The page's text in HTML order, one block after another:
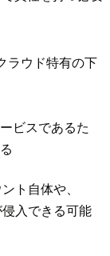
ラウド特有の下
ビスであるた
ト自体や、
入できる可能